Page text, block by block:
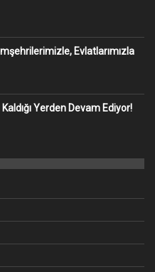
Evlatlarımızla
Yerden Devam Ediyor!